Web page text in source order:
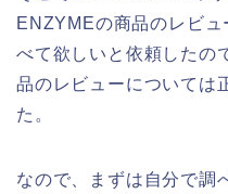
ENZYMEの商品のレビ
べて欲しいと依頼したの
品のレビューについては
た。
なので、まずは自分で調